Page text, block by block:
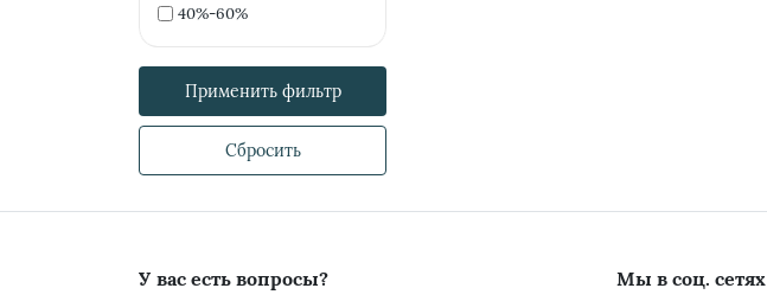
40%-60%
Применить фильтр
Сбросить
У вас есть вопросы? Мы в соц. сетях